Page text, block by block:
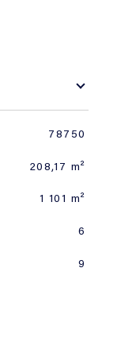
78750
208,17 m²
1 101 m²
6
9